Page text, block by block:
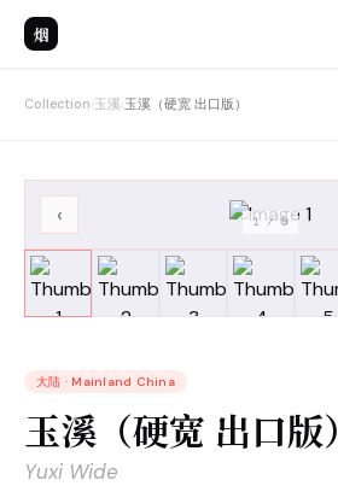
烟
Collection›玉溪›玉溪（硬宽 出口版）
‹ 1/9
大陆 · Mainland China
玉溪（硬宽 出口版）
Yuxi Wide